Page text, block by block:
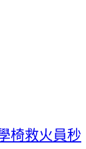
椅救火員秒